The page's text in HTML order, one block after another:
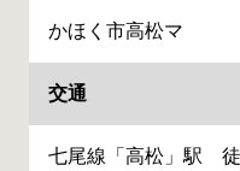
かほく市高松マ
交通
七尾線「高松」駅